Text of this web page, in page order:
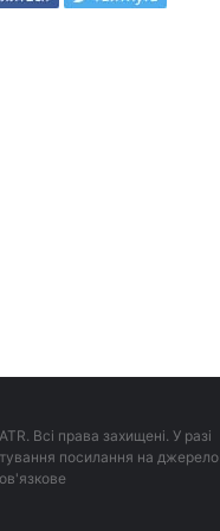
Всі права захищені. У разі
посилання на джерело